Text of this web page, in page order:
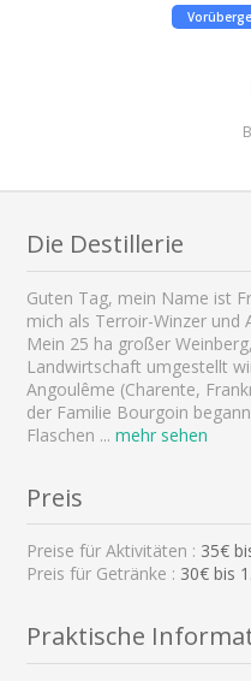
Die Destillerie
Guten Tag, mein Name ist
mich als Terroir-Winzer und
Mein 25 ha großer
Landwirtschaft umgestellt
Angoulême (Charente,
der Familie Bourgoin
Flaschen ... mehr sehen
Preis
Preise für Aktivitäten : 35€
Preis für Getränke : 30€ bis
Praktische